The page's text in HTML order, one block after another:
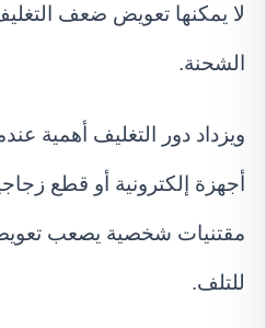
لا يمكنها تعويض ضعف
الشحنة.
ويزداد دور التغليف أهمية
أجهزة إلكترونية أو قطع
مقتنيات شخصية يصعب
للتلف.